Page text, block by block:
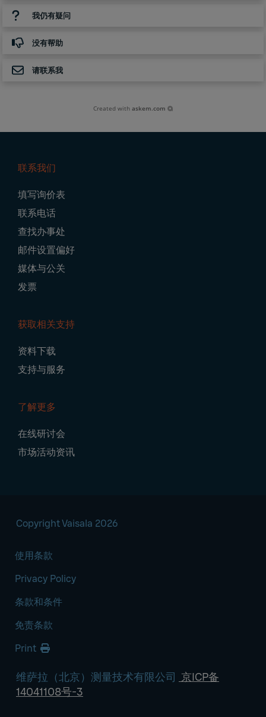
我仍有疑问
没有帮助
请联系我
Created withaskem.com
Navigation
联系我们
填写询价表
联系电话
查找办事处
邮件设置偏好
媒体与公关
发票
获取相关支持
资料下载
支持与服务
了解更多
在线研讨会
市场活动资讯
Copyright Vaisala 2026
使用条款
Privacy Policy
条款和条件
免责条款
Print
维萨拉（北京）测量技术有限公司 京ICP备
14041108号-3